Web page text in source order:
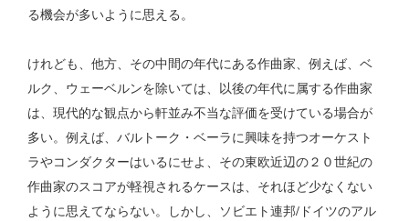
る機会が多いように思える。
けれども、他方、その中間の年代にある作曲家、例えば、ベ
ルク、ウェーベルンを除いては、以後の年代に属する作曲家
は、現代的な観点から軒並み不当な評価を受けている場合が
多い。例えば、バルトーク・ベーラに興味を持つオーケスト
ラやコンダクターはいるにせよ、その東欧近辺の２０世紀の
作曲家のスコアが軽視されるケースは、それほど少なくない
ように思えてならない。しかし、ソビエト連邦/ドイツのアル